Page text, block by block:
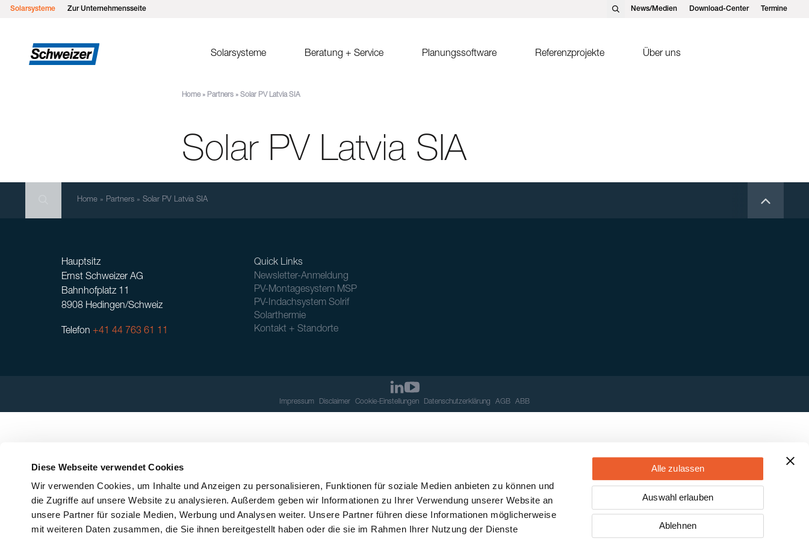
Diese Webseite verwendet Cookies
Wir verwenden Cookies, um Inhalte und Anzeigen zu personalisieren, Funktionen für soziale Medien anbieten zu können und
die Zugriffe auf unsere Website zu analysieren. Außerdem geben wir Informationen zu Ihrer Verwendung unserer Website an
unsere Partner für soziale Medien, Werbung und Analysen weiter. Unsere Partner führen diese Informationen möglicherweise
mit weiteren Daten zusammen, die Sie ihnen bereitgestellt haben oder die sie im Rahmen Ihrer Nutzung der Dienste
Alle zulassen
Auswahl erlauben
Ablehnen
Solarsysteme Zur Unternehmensseite News/Medien Download-Center Termine
Solarsysteme
MSP Gründach
MSP Flachdach Süd
Solrif für Planer
Solrif für Installateure
Beratung + Service Planungssoftware
SPT Release Notes
Referenzprojekte Über uns
Home» Partners » Solar PV Latvia SIA
Solar PV Latvia SIA
SearchHome » Partners » Solar PV Latvia SIA
Hauptsitz
Ernst Schweizer AG
Bahnhofplatz 11
8908 Hedingen/Schweiz
Telefon +41 44 763 61 11
Quick Links
Newsletter-Anmeldung
PV-Montagesystem MSP
PV-Indachsystem Solrif
Solarthermie
Kontakt + Standorte
Impressum Disclaimer Cookie-Einstellungen Datenschutzerklärung AGB ABB